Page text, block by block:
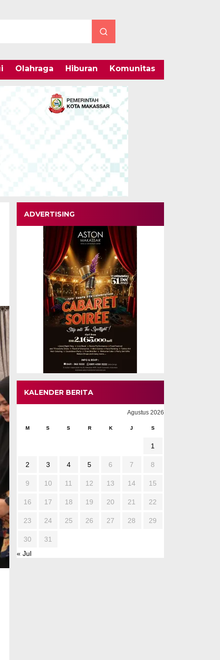
Olahraga Hiburan Komunitas
ADVERTISING
KALENDER BERITA
Agustus 2026
M S S R K J S
1
2 3 4 5 6 7 8
9 10 11 12 13 14 15
16 17 18 19 20 21 22
23 24 25 26 27 28 29
30
31
« Jul